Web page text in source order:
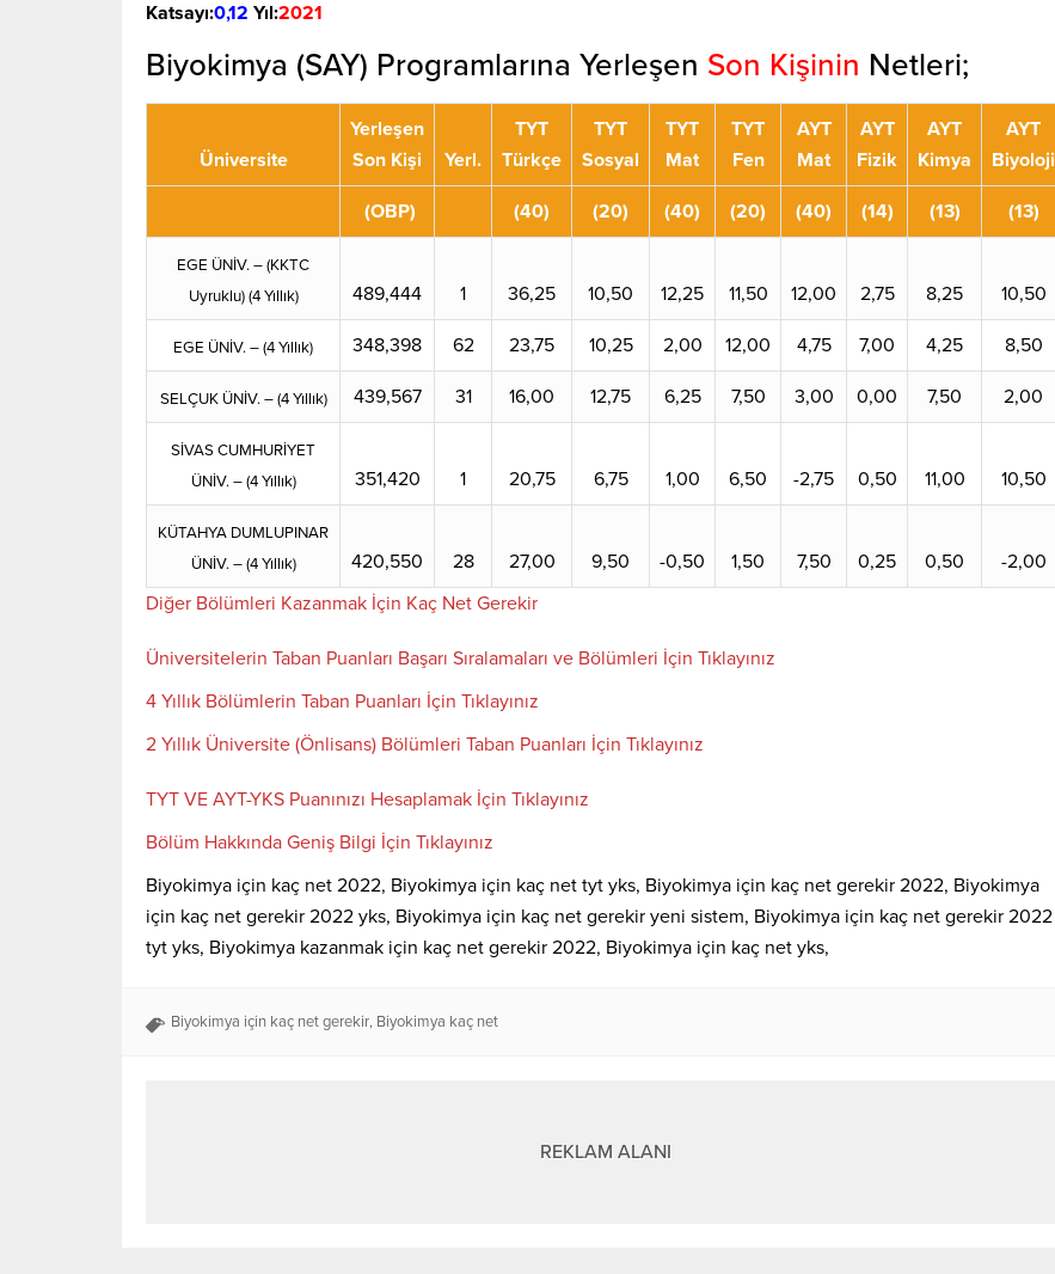
Katsayı:0,12 Yıl:2021
Biyokimya (SAY) Programlarına Yerleşen Son Kişinin Netleri;
Üniversite
Yerleşen
Son Kişi
Yerl.
TYT
Türkçe
TYT
Sosyal
TYT
Mat
TYT
Fen
AYT
Mat
AYT
Fizik
AYT
Kimya
AYT
Biyoloji
(OBP) (40) (20) (40) (20) (40) (14) (13) (13)
EGE ÜNİV. – (KKTC
Uyruklu) (4 Yıllık)
489,444 1 36,25 10,50 12,25 11,50 12,00 2,75 8,25 10,50
EGE ÜNİV. – (4 Yıllık) 348,398 62 23,75 10,25 2,00 12,00 4,75 7,00 4,25 8,50
SELÇUK ÜNİV. – (4 Yıllık) 439,567 31 16,00 12,75 6,25 7,50 3,00 0,00 7,50 2,00
SİVAS CUMHURİYET
ÜNİV. – (4 Yıllık)
351,420 1 20,75 6,75 1,00 6,50 -2,75 0,50 11,00 10,50
KÜTAHYA DUMLUPINAR
ÜNİV. – (4 Yıllık)
420,550 28 27,00 9,50 -0,50 1,50 7,50 0,25 0,50
-2,00
Diğer Bölümleri Kazanmak İçin Kaç Net Gerekir
Üniversitelerin Taban Puanları Başarı Sıralamaları ve Bölümleri İçin Tıklayınız
4 Yıllık Bölümlerin Taban Puanları İçin Tıklayınız
2 Yıllık Üniversite (Önlisans) Bölümleri Taban Puanları İçin Tıklayınız
TYT VE AYT-YKS Puanınızı Hesaplamak İçin Tıklayınız
Bölüm Hakkında Geniş Bilgi İçin Tıklayınız
Biyokimya için kaç net 2022, Biyokimya için kaç net tyt yks, Biyokimya için kaç net gerekir 2022, Biyokimya
için kaç net gerekir 2022 yks, Biyokimya için kaç net gerekir yeni sistem, Biyokimya için kaç net gerekir 2022
tyt yks, Biyokimya kazanmak için kaç net gerekir 2022, Biyokimya için kaç net yks,
Biyokimya için kaç net gerekir, Biyokimya kaç net
REKLAM ALANI